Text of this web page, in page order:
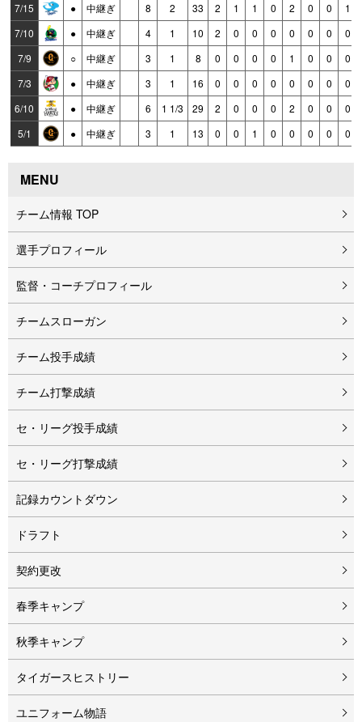
7/15
● 中継ぎ 8 2 33 2 1 1 0 2 0 0
1
7/10
● 中継ぎ 4 1 10 2 0 0 0 0 0 0
0
7/9
○ 中継ぎ 3 1 8 0 0 0 0 1 0 0
0
7/3
● 中継ぎ 3 1 16 0 0 0 0 0 0 0
0
6/10
● 中継ぎ 6 1 1/3 29 2 0 0 0 2 0 0
0
5/1
● 中継ぎ 3 1 13 0 0 1 0 0 0 0 0
MENU
チーム情報 TOP
選手プロフィール
監督・コーチプロフィール
チームスローガン
チーム投手成績
チーム打撃成績
セ・リーグ投手成績
セ・リーグ打撃成績
記録カウントダウン
ドラフト
契約更改
春季キャンプ
秋季キャンプ
タイガースヒストリー
ユニフォーム物語